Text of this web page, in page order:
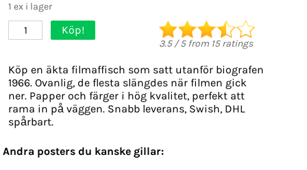
1 ex i lager
1 Köp!
3.5/5from 15ratings
Köp en äkta filmaffisch som satt utanför biografen
1966. Ovanlig, de flesta slängdes när filmen gick
ner. Papper och färger i hög kvalitet, perfekt att
rama in på väggen. Snabb leverans, Swish, DHL
spårbart.
Andra posters du kanske gillar: